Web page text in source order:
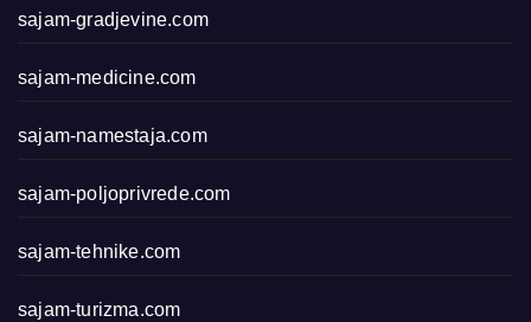
sajam-gradjevine.com
sajam-medicine.com
sajam-namestaja.com
sajam-poljoprivrede.com
sajam-tehnike.com
sajam-turizma.com